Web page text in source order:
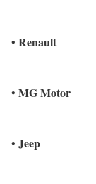
• Renault
• MG Motor
• Jeep